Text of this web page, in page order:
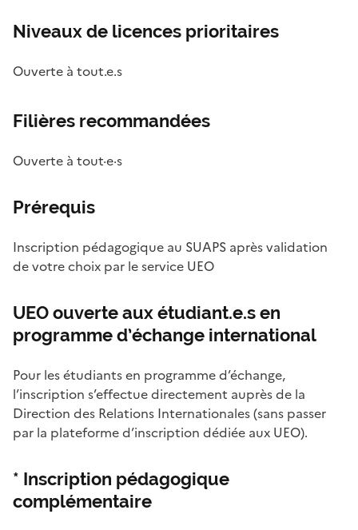
Niveaux de licences prioritaires
Ouverte à tout.e.s
Filières recommandées
Ouverte à tout·e·s
Prérequis
Inscription pédagogique au SUAPS après validation
de votre choix par le service UEO
UEO ouverte aux étudiant.e.s en
programme d’échange international
Pour les étudiants en programme d’échange,
l’inscription s’effectue directement auprès de la
Direction des Relations Internationales (sans passer
par la plateforme d’inscription dédiée aux UEO).
* Inscription pédagogique
complémentaire